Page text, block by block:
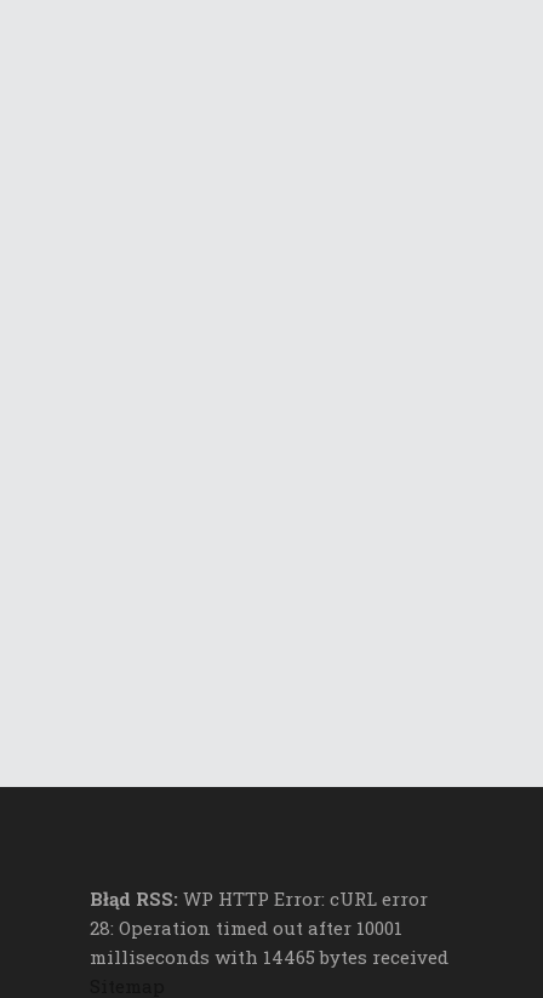
Błąd RSS: WP HTTP Error: cURL error
28: Operation timed out after 10001
milliseconds with 14465 bytes received